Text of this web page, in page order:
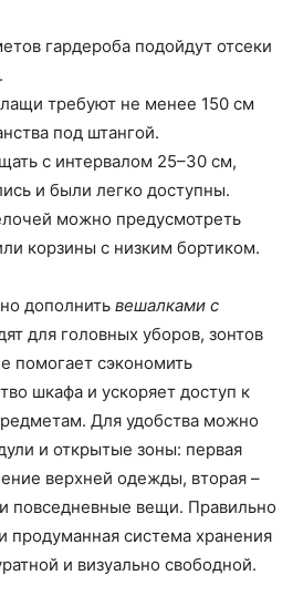
гардероба подойдут отсеки
требуют не менее 150 см
под штангой.
с интервалом 25–30 см,
и были легко доступны.
можно предусмотреть
корзины с низким бортиком.
дополнить вешалками с
для головных уборов, зонтов
помогает сэкономить
шкафа и ускоряет доступ к
Для удобства можно
и открытые зоны: первая
верхней одежды, вторая –
повседневные вещи. Правильно
продуманная система хранения
и визуально свободной.